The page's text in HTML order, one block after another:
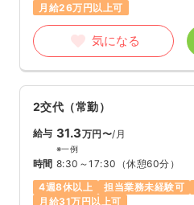
月給26万円以上可
気になる
2交代（常勤）
給与 31.3万円〜/月
※一例
時間 8:30～17:30 （休憩60分）
4週8休以上
担当業務未経験可
月給31万円以上可